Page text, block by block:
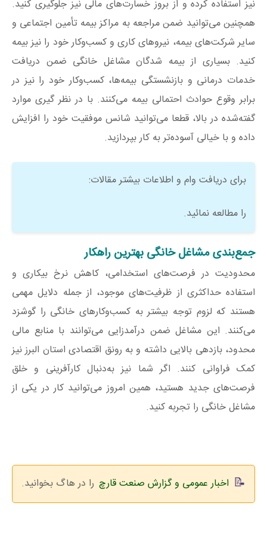
نیز استفاده کرده و از بروز خسارت‌های مالی نیز جلوگیری کنید.
همچنین می‌توانید ضمن مراجعه به مراکز بیمه تأمین اجتماعی و
سایر شرکت‌های بیمه، نیروهای کاری و کسب‌وکار خود را نیز بیمه
کنید. بسیاری از بیمه ‌شدگان مشاغل خانگی ضمن دریافت
خدمات درمانی و بازنشستگی بیمه‌ها، کسب‌وکار خود را نیز در
برابر وقوع حوادث احتمالی بیمه می‌کنند. با در نظر گیری موارد
گفته‌شده در بالا، قطعا می‌توانید شانس موفقیت خود را افزایش
داده و با خیالی آسوده‌تر به کار بپردازید.
برای دریافت وام و اطلاعات بیشتر مقالات:
را مطالعه نمائید.
جمع‌بندی مشاغل خانگی بهترین راهکار
محدودیت در فرصت‌های استخدامی، کاهش نرخ بیکاری و
استفاده حداکثری از ظرفیت‌های موجود، از جمله دلایل مهمی
هستند که لزوم توجه بیشتر به کسب‌وکارهای خانگی را گوشزد
می‌کنند. این مشاغل ضمن درآمدزایی می‌توانند با منابع مالی
محدود، بازدهی بالایی داشته و به رونق اقتصادی استان البرز نیز
کمک فراوانی کنند. اگر شما نیز به‌دنبال کارآفرینی و خلق
فرصت‌های جدید هستید، همین امروز می‌توانید کار در یکی از
مشاغل خانگی را تجربه کنید.
اخبار عمومی و گزارش صنعت قارچ را در هاگ بخوانید.